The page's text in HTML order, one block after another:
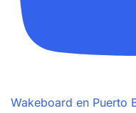
Wakeboard en Puerto